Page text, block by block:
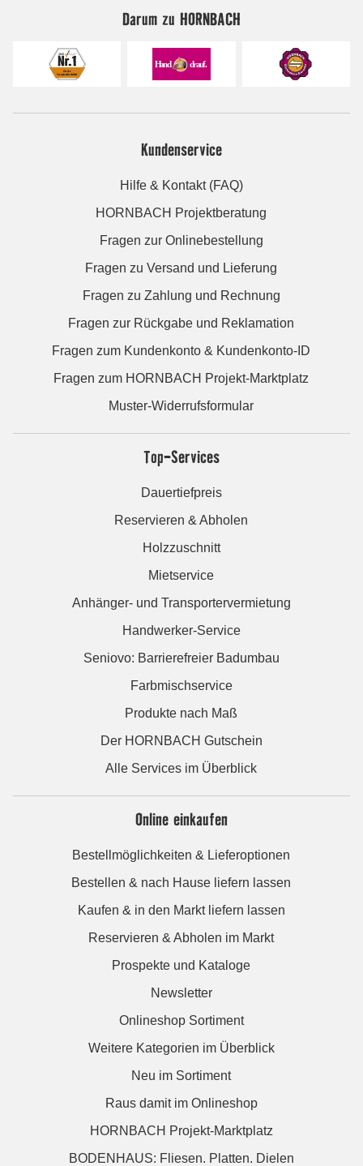
Darum zu HORNBACH
Kundenservice
Hilfe & Kontakt (FAQ)
HORNBACH Projektberatung
Fragen zur Onlinebestellung
Fragen zu Versand und Lieferung
Fragen zu Zahlung und Rechnung
Fragen zur Rückgabe und Reklamation
Fragen zum Kundenkonto & Kundenkonto-ID
Fragen zum HORNBACH Projekt-Marktplatz
Muster-Widerrufsformular
Top-Services
Dauertiefpreis
Reservieren & Abholen
Holzzuschnitt
Mietservice
Anhänger- und Transportervermietung
Handwerker-Service
Seniovo: Barrierefreier Badumbau
Farbmischservice
Produkte nach Maß
Der HORNBACH Gutschein
Alle Services im Überblick
Online einkaufen
Bestellmöglichkeiten & Lieferoptionen
Bestellen & nach Hause liefern lassen
Kaufen & in den Markt liefern lassen
Reservieren & Abholen im Markt
Prospekte und Kataloge
Newsletter
Onlineshop Sortiment
Weitere Kategorien im Überblick
Neu im Sortiment
Raus damit im Onlineshop
HORNBACH Projekt-Marktplatz
BODENHAUS: Fliesen. Platten. Dielen